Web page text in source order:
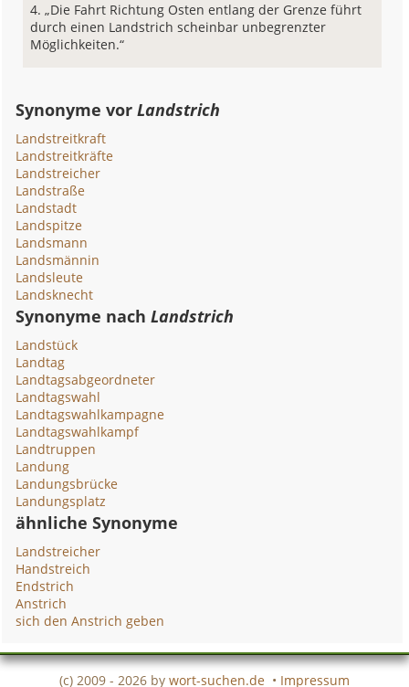
„Die Fahrt Richtung Osten entlang der Grenze führt
durch einen Landstrich scheinbar unbegrenzter
Möglichkeiten.“
Synonyme vorLandstrich
Landstreitkraft
Landstreitkräfte
Landstreicher
Landstraße
Landstadt
Landspitze
Landsmann
Landsmännin
Landsleute
Landsknecht
Synonyme nachLandstrich
Landstück
Landtag
Landtagsabgeordneter
Landtagswahl
Landtagswahlkampagne
Landtagswahlkampf
Landtruppen
Landung
Landungsbrücke
Landungsplatz
ähnliche Synonyme
Landstreicher
Handstreich
Endstrich
Anstrich
sich den Anstrich geben
(c) 2009 - 2026 by wort-suchen.de • Impressum